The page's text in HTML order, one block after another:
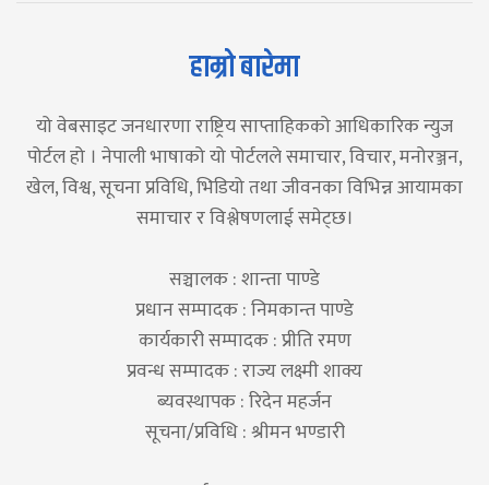
हाम्रो बारेमा
यो वेबसाइट जनधारणा राष्ट्रिय साप्ताहिकको आधिकारिक न्युज
पोर्टल हो । नेपाली भाषाको यो पोर्टलले समाचार, विचार, मनोरञ्जन,
खेल, विश्व, सूचना प्रविधि, भिडियो तथा जीवनका विभिन्न आयामका
समाचार र विश्लेषणलाई समेट्छ।
सञ्चालक : शान्ता पाण्डे
प्रधान सम्पादक : निमकान्त पाण्डे
कार्यकारी सम्पादक : प्रीति रमण
प्रवन्ध सम्पादक : राज्य लक्ष्मी शाक्य
ब्यवस्थापक : रिदेन महर्जन
सूचना/प्रविधि : श्रीमन भण्डारी